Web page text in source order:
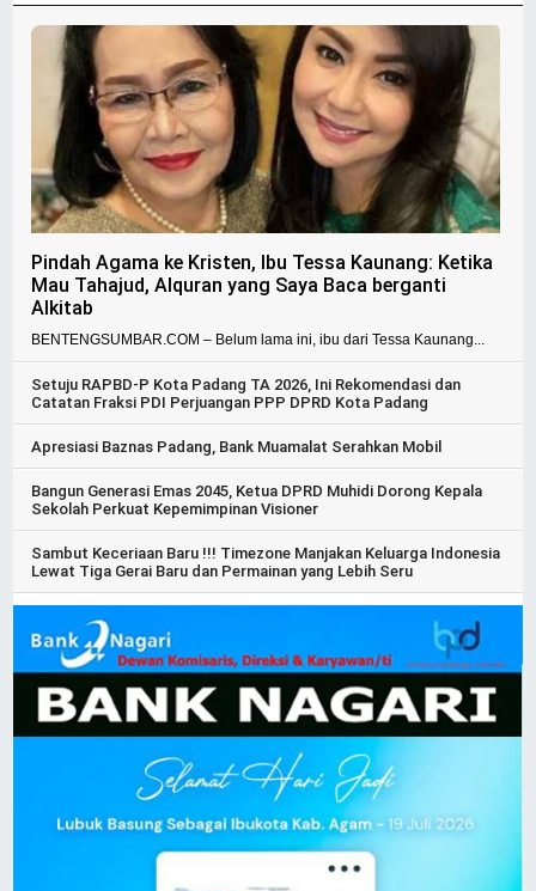
Pindah Agama ke Kristen, Ibu Tessa Kaunang: Ketika
Mau Tahajud, Alquran yang Saya Baca berganti
Alkitab
BENTENGSUMBAR.COM – Belum lama ini, ibu dari Tessa Kaunang...
Setuju RAPBD-P Kota Padang TA 2026, Ini Rekomendasi dan
Catatan Fraksi PDI Perjuangan PPP DPRD Kota Padang
Apresiasi Baznas Padang, Bank Muamalat Serahkan Mobil
Bangun Generasi Emas 2045, Ketua DPRD Muhidi Dorong Kepala
Sekolah Perkuat Kepemimpinan Visioner
Sambut Keceriaan Baru !!! Timezone Manjakan Keluarga Indonesia
Lewat Tiga Gerai Baru dan Permainan yang Lebih Seru